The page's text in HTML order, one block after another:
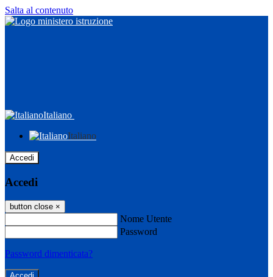
Salta al contenuto
Italiano
Italiano
Accedi
Accedi
button close ×
Nome Utente
Password
Password dimenticata?